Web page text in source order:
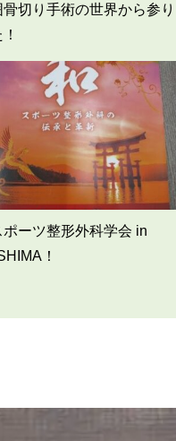
骨切り手術の世界から参り
ポーツ整形外科学会 in
！